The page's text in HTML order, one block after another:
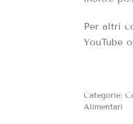
Per altri
YouTube
Categorie:
Alimentari